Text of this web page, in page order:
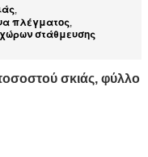
,
πλέγματος,
στάθμευσης
σκιάς, φύλλο